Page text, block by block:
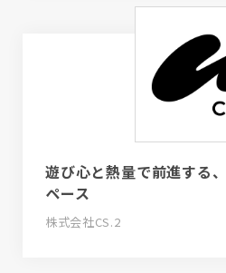
遊び心と熱量で前進する
ペース
株式会社CS.2